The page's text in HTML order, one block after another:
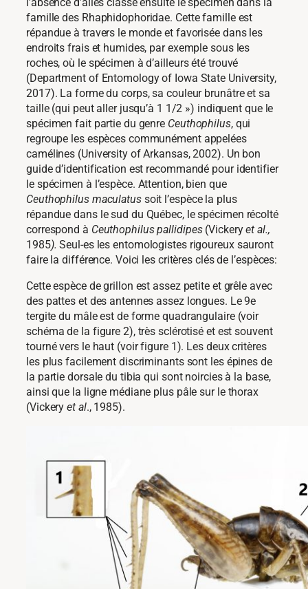
famille des Rhaphidophoridae. Cette famille est
répandue à travers le monde et favorisée dans les
endroits frais et humides, par exemple sous les
roches, où le spécimen à d’ailleurs été trouvé
(Department of Entomology of Iowa State University,
2017). La forme du corps, sa couleur brunâtre et sa
taille (qui peut aller jusqu’à 1 1/2 ») indiquent que le
spécimen fait partie du genre Ceuthophilus, qui
regroupe les espèces communément appelées
camélines (University of Arkansas, 2002). Un bon
guide d’identification est recommandé pour identifier
le spécimen à l’espèce. Attention, bien que
Ceuthophilus maculatussoit l’espèce la plus
répandue dans le sud du Québec, le spécimen récolté
correspond à Ceuthophilus pallidipes(Vickeryet al.,
1985).Seul-es les entomologistes rigoureux sauront
faire la différence. Voici les critères clés de l’espèces:
Cette espèce de grillon est assez petite et grêle avec
des pattes et des antennes assez longues. Le 9e
tergite du mâle est de forme quadrangulaire (voir
schéma de la figure 2), très sclérotisé et est souvent
tourné vers le haut (voir figure 1). Les deux critères
les plus facilement discriminants sont les épines de
la partie dorsale du tibia qui sont noircies à la base,
ainsi que la ligne médiane plus pâle sur le thorax
(Vickeryet al., 1985).